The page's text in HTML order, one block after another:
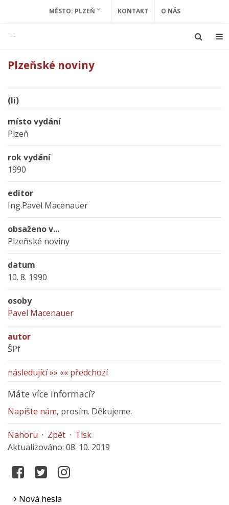
MĚSTO: PLZEŇ KONTAKT O NÁS
Plzeňské noviny
(li)
místo vydání
Plzeň
rok vydání
1990
editor
Ing.Pavel Macenauer
obsaženo v...
Plzeňské noviny
datum
10. 8. 1990
osoby
Pavel Macenauer
autor
ŠPf
následující »» «« předchozí
Máte více informací?
Napište nám, prosím. Děkujeme.
Nahoru · Zpět · Tisk
Aktualizováno: 08. 10. 2019
Nová hesla